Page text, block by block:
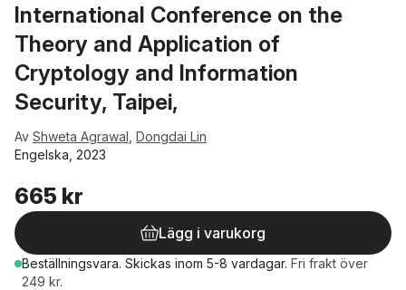
International Conference on the
Theory and Application of
Cryptology and Information
Security, Taipei,
Av Shweta Agrawal Dongdai Lin
Engelska, 2023
665 kr
Lägg i varukorg
Beställningsvara. Skickas inom 5-8 vardagar. Fri frakt över
249 kr.